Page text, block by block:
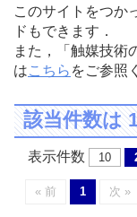
このサイトをつか
ドもできます．
また，「触媒技術
はこちら をご参照
該当件数は
表示件数 10
« 前 1 次 »